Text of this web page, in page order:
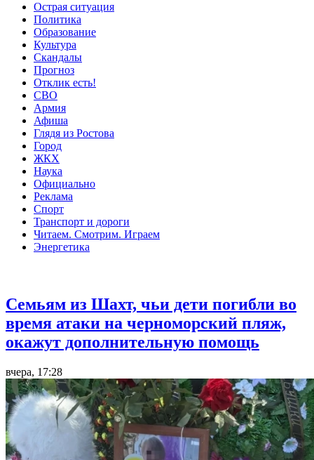
Острая ситуация
Политика
Образование
Культура
Скандалы
Прогноз
Отклик есть!
СВО
Армия
Афиша
Глядя из Ростова
Город
ЖКХ
Наука
Официально
Реклама
Спорт
Транспорт и дороги
Читаем. Смотрим. Играем
Энергетика
Семьям из Шахт, чьи дети погибли во
время атаки на черноморский пляж,
окажут дополнительную помощь
вчера, 17:28